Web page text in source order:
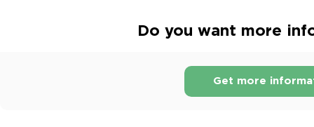
Do you want more
Get more